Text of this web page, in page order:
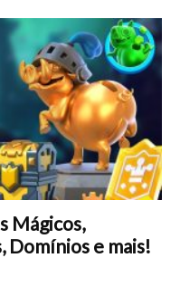
Mágicos,
Domínios e mais!